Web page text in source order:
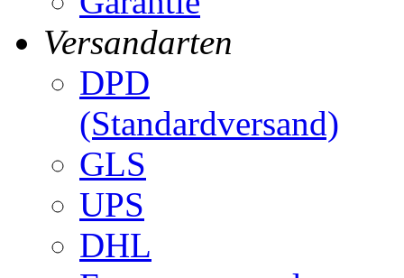
Versandarten
DPD
(Standardversand)
GLS
UPS
DHL